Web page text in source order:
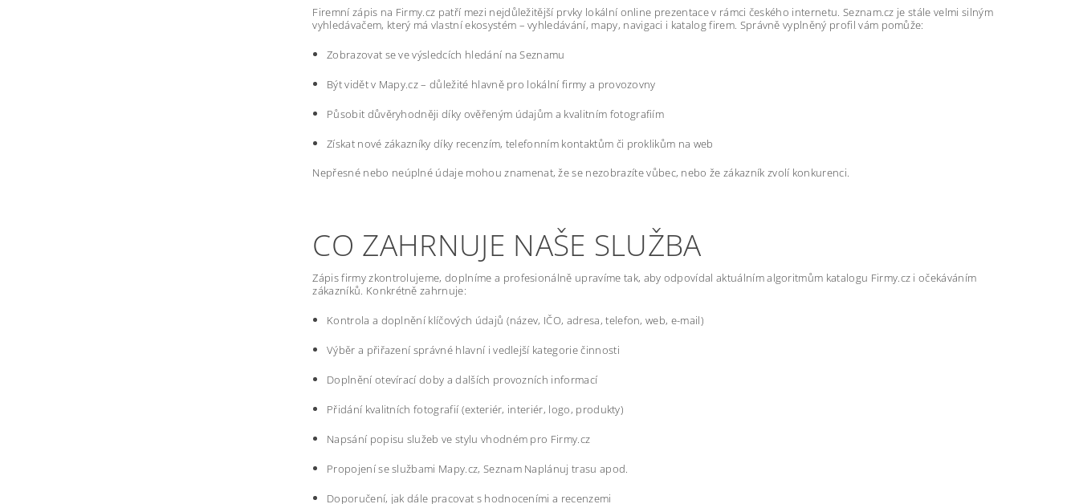
Firemní zápis na Firmy.cz patří mezi nejdůležitější prvky lokální online prezentace v rámci českého internetu. Seznam.cz je stále velmi silným
vyhledávačem, který má vlastní ekosystém – vyhledávání, mapy, navigaci i katalog firem. Správně vyplněný profil vám pomůže:
Zobrazovat se ve výsledcích hledání na Seznamu
Být vidět v Mapy.cz – důležité hlavně pro lokální firmy a provozovny
Působit důvěryhodněji díky ověřeným údajům a kvalitním fotografiím
Získat nové zákazníky díky recenzím, telefonním kontaktům či proklikům na web
Nepřesné nebo neúplné údaje mohou znamenat, že se nezobrazíte vůbec, nebo že zákazník zvolí konkurenci.
CO ZAHRNUJE NAŠE SLUŽBA
Zápis firmy zkontrolujeme, doplníme a profesionálně upravíme tak, aby odpovídal aktuálním algoritmům katalogu Firmy.cz i očekáváním
zákazníků. Konkrétně zahrnuje:
Kontrola a doplnění klíčových údajů (název, IČO, adresa, telefon, web, e-mail)
Výběr a přiřazení správné hlavní i vedlejší kategorie činnosti
Doplnění otevírací doby a dalších provozních informací
Přidání kvalitních fotografií (exteriér, interiér, logo, produkty)
Napsání popisu služeb ve stylu vhodném pro Firmy.cz
Propojení se službami Mapy.cz, Seznam Naplánuj trasu apod.
Doporučení, jak dále pracovat s hodnoceními a recenzemi